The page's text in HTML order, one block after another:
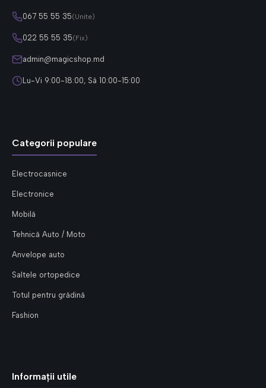
067 55 55 35(Unite)
022 55 55 35(Fix)
admin@magicshop.md
Lu-Vi 9:00-18:00, Sâ 10:00-15:00
Categorii populare
Electrocasnice
Electronice
Mobilă
Tehnică Auto / Moto
Anvelope auto
Saltele ortopedice
Totul pentru grădină
Fashion
Informații utile